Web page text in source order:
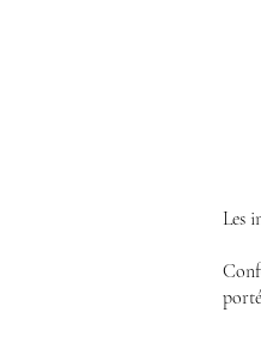
Les